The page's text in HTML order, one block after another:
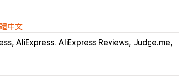
中文
AliExpress AliExpress Reviews Judge.me